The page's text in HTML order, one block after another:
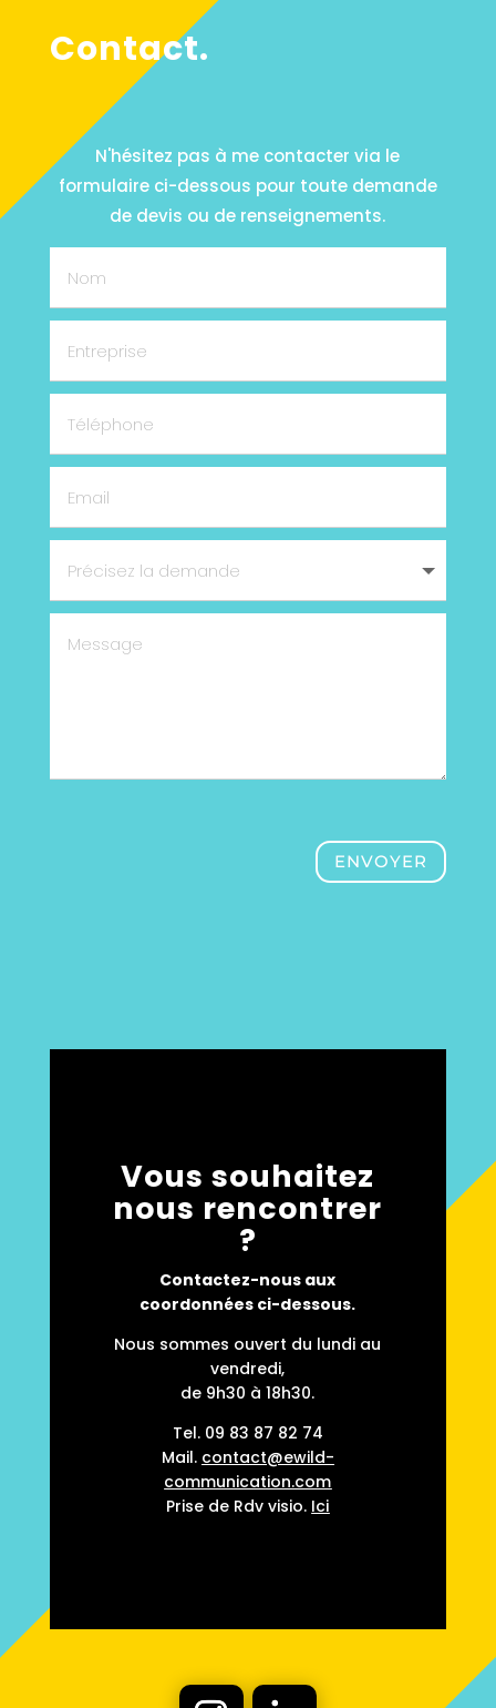
Contact.
N'hésitez pas à me contacter via le
formulaire ci-dessous pour toute demande
de devis ou de renseignements.
ENVOYER
Vous souhaitez
nous rencontrer
?
Contactez-nous aux
coordonnées ci-dessous.
Nous sommes ouvert du lundi au
vendredi,
de 9h30 à 18h30.
Tel. 09 83 87 82 74
Mail. contact@ewild-
communication.com
Prise de Rdv visio. Ici